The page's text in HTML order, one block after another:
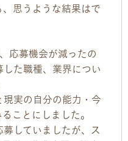
思うような結果はで
応募機会が減ったの
た職種、業界につい
現実の自分の能力・今
ことにしました。
していましたが、ス